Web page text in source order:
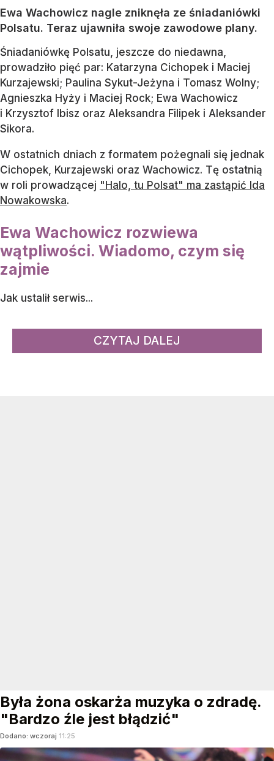
Ewa Wachowicz nagle zniknęła ze śniadaniówki
Polsatu. Teraz ujawniła swoje zawodowe plany.
Śniadaniówkę Polsatu, jeszcze do niedawna,
prowadziło pięć par: Katarzyna Cichopek i Maciej
Kurzajewski; Paulina Sykut-Jeżyna i Tomasz Wolny;
Agnieszka Hyży i Maciej Rock; Ewa Wachowicz
i Krzysztof Ibisz oraz Aleksandra Filipek i Aleksander
Sikora.
W ostatnich dniach z formatem pożegnali się jednak
Cichopek, Kurzajewski oraz Wachowicz. Tę ostatnią
w roli prowadzącej "Halo, tu Polsat" ma zastąpić Ida
Nowakowska.
Ewa Wachowicz rozwiewa
wątpliwości. Wiadomo, czym się
zajmie
Jak ustalił serwis...
CZYTAJ DALEJ
Była żona oskarża muzyka o zdradę.
"Bardzo źle jest błądzić"
Dodano: wczoraj 11:25